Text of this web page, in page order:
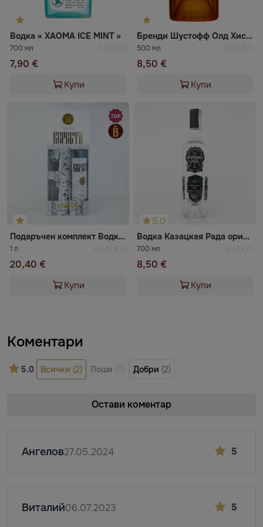
Водка « XAOMA ICE MINT »
700 мл 11,29 €/л
7,90 €
Купи
Бренди Шустофф Олд Хистори 5г
500 мл 17,00 €/л
8,50 €
Купи
Подаръчен комплект Водка Береста + 2 чаши
1 л 20,40 €/л
20,40 €
Купи
5.0
Водка Казацкая Рада оригинал
700 мл 12,14 €/л
8,50 €
Купи
Коментари
5.0 Всички (2) Лоши (0) Добри (2)
Остави коментар
5
Ангелов27.05.2024
5
Виталий06.07.2023